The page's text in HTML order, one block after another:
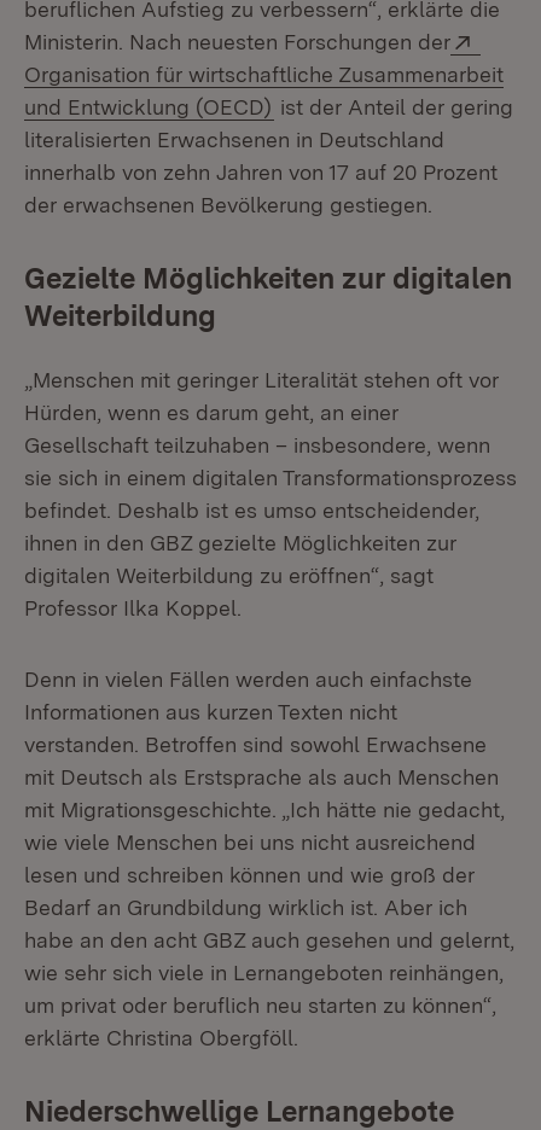
beruflichen Aufstieg zu verbessern“, erklärte die
Ministerin. Nach neuesten Forschungen der
Organisation für wirtschaftliche Zusammenarbeit
und Entwicklung (OECD) (Öffnet in neuem Fenster)
ist der Anteil der gering
literalisierten Erwachsenen in Deutschland
innerhalb von zehn Jahren von 17 auf 20 Prozent
der erwachsenen Bevölkerung gestiegen.
Gezielte Möglichkeiten zur digitalen
Weiterbildung
„Menschen mit geringer Literalität stehen oft vor
Hürden, wenn es darum geht, an einer
Gesellschaft teilzuhaben – insbesondere, wenn
sie sich in einem digitalen Transformationsprozess
befindet. Deshalb ist es umso entscheidender,
ihnen in den GBZ gezielte Möglichkeiten zur
digitalen Weiterbildung zu eröffnen“, sagt
Professor Ilka Koppel.
Denn in vielen Fällen werden auch einfachste
Informationen aus kurzen Texten nicht
verstanden. Betroffen sind sowohl Erwachsene
mit Deutsch als Erstsprache als auch Menschen
mit Migrationsgeschichte. „Ich hätte nie gedacht,
wie viele Menschen bei uns nicht ausreichend
lesen und schreiben können und wie groß der
Bedarf an Grundbildung wirklich ist. Aber ich
habe an den acht GBZ auch gesehen und gelernt,
wie sehr sich viele in Lernangeboten reinhängen,
um privat oder beruflich neu starten zu können“,
erklärte Christina Obergföll.
Niederschwellige Lernangebote